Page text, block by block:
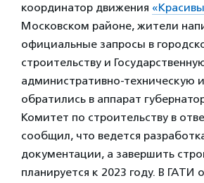
координатор движения
Московском районе, жители
официальные запросы в
строительству и
административно-техническую
обратились в аппарат
Комитет по строительству в
сообщил, что ведется
документации, а завершить
планируется к 2023 году. В ГАТИ